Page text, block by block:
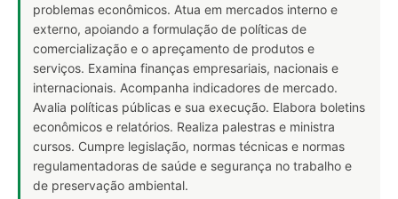
problemas econômicos. Atua em mercados interno e
externo, apoiando a formulação de políticas de
comercialização e o apreçamento de produtos e
serviços. Examina finanças empresariais, nacionais e
internacionais. Acompanha indicadores de mercado.
Avalia políticas públicas e sua execução. Elabora boletins
econômicos e relatórios. Realiza palestras e ministra
cursos. Cumpre legislação, normas técnicas e normas
regulamentadoras de saúde e segurança no trabalho e
de preservação ambiental.